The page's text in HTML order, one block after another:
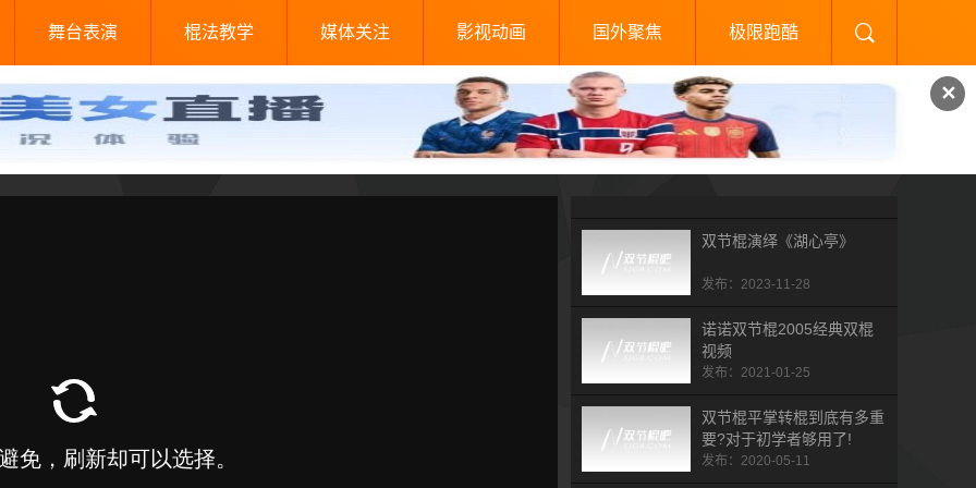
✕
舞台表演 棍法教学 媒体关注 影视动画 国外聚焦 极限跑酷
双节棍演绎《湖心亭》
发布：2023-11-28
诺诺双节棍2005经典双棍
视频
发布：2021-01-25
双节棍平掌转棍到底有多重
要?对于初学者够用了!
发布：2020-05-11